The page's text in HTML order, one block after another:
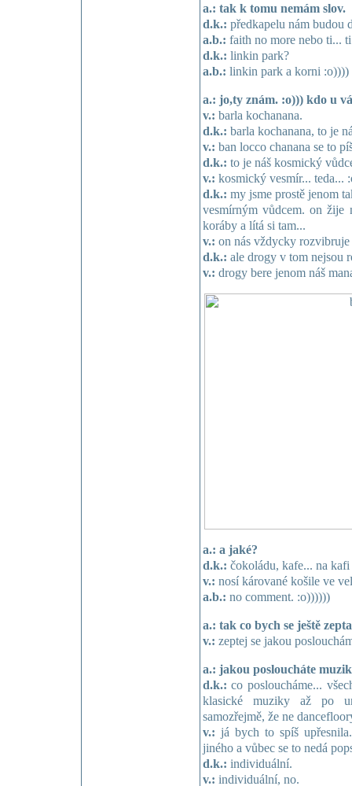
a.: tak k tomu nemám slov.
d.k.: předkapelu nám budou
a.b.: faith no more nebo ti...
d.k.: linkin park?
a.b.: linkin park a korni :o))))
a.: jo,ty znám. :o))) kdo u
v.: barla kochanana.
d.k.: barla kochanana, to je
v.: ban locco chanana se to
d.k.: to je náš kosmický
v.: kosmický vesmír... teda...
d.k.: my jsme prostě jenom
vesmírným vůdcem. on žije
koráby a lítá si tam...
v.: on nás vždycky
d.k.: ale drogy v tom nejsou
v.: drogy bere jenom náš
a.: a jaké?
d.k.: čokoládu, kafe... na
v.: nosí kárované košile ve
a.b.: no comment. :o))))))
a.: tak co bych se ještě
v.: zeptej se jakou
a.: jakou posloucháte
d.k.: co posloucháme...
klasické muziky až po
samozřejmě, že ne
v.: já bych to spíš
jiného a vůbec se to nedá
d.k.: individuální.
v.: individuální, no.